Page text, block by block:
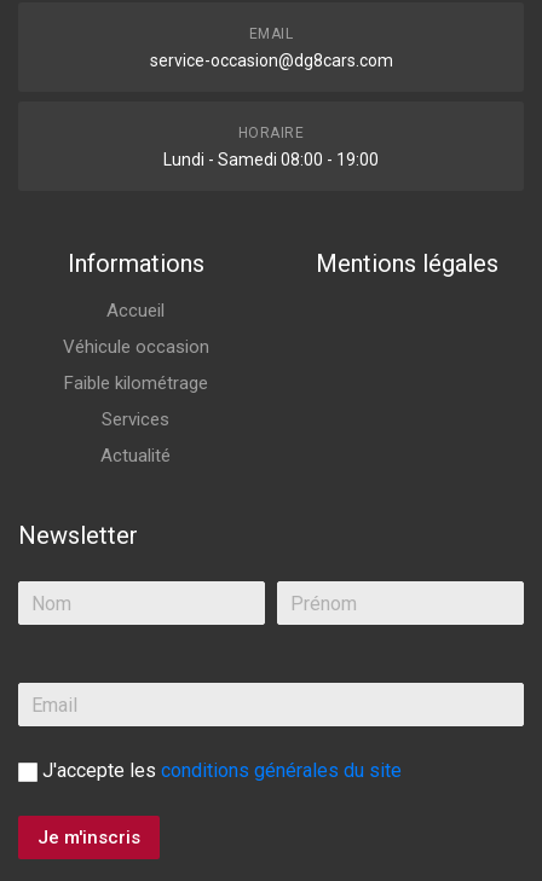
EMAIL
service-occasion@dg8cars.com
HORAIRE
Lundi - Samedi 08:00 - 19:00
Informations
Accueil
Véhicule occasion
Faible kilométrage
Services
Actualité
Mentions légales
Newsletter
J'accepte les conditions générales du site